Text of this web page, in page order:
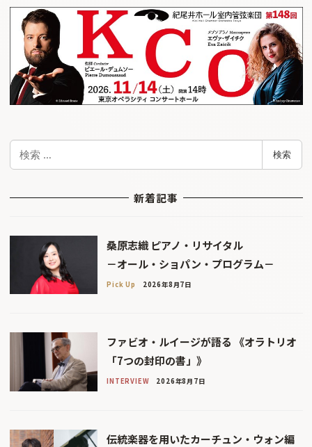
検索
新着記事
桑原志織 ピアノ・リサイタル
－オール・ショパン・プログラム－
Pick Up 2026年8月7日
ファビオ・ルイージが語る 《オラトリオ
「7つの封印の書」》
INTERVIEW 2026年8月7日
伝統楽器を用いたカーチュン・ウォン編